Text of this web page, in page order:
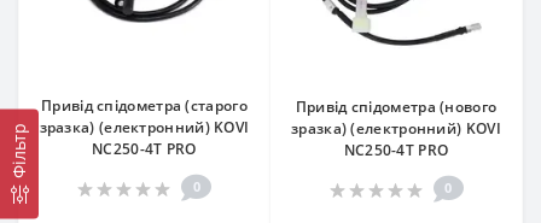
Фільтр
Привід спідометра (старого
зразка) (електронний) KOVI
NC250-4Т PRO
0
Привід спідометра (нового
зразка) (електронний) KOVI
NC250-4Т PRO
0